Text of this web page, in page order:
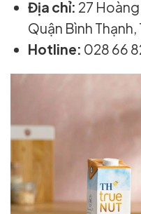
Địa chỉ: 27
Quận Bình
Hotline: 028 66